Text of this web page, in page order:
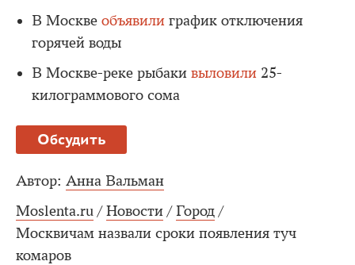
В Москве объявили график отключения
горячей воды
В Москве-реке рыбаки выловили 25-
килограммового сома
Обсудить
Автор: Анна Вальман
Moslenta.ru / Новости / Город /
Москвичам назвали сроки появления туч
комаров